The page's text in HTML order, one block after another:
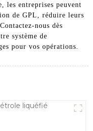
les entreprises peuvent
de GPL, réduire leurs
nous dès
système de
pour vos opérations.